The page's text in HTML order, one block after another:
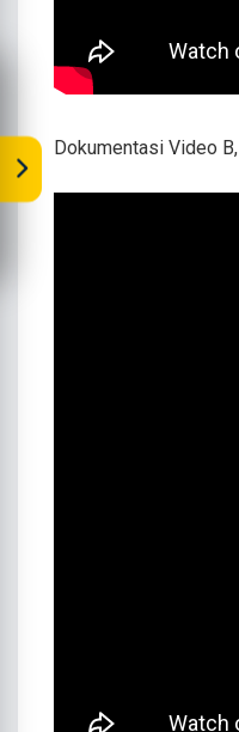
Dokumentasi Video B,